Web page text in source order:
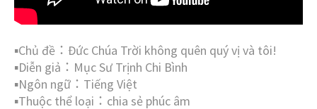
▪︎Chủ đề：Đức Chúa Trời không quên quý vị và tôi!
▪︎Diễn giả：Mục Sư Trịnh Chi Bình
▪︎Ngôn ngữ：Tiếng Việt
▪︎Thuộc thể loại：chia sẻ phúc âm